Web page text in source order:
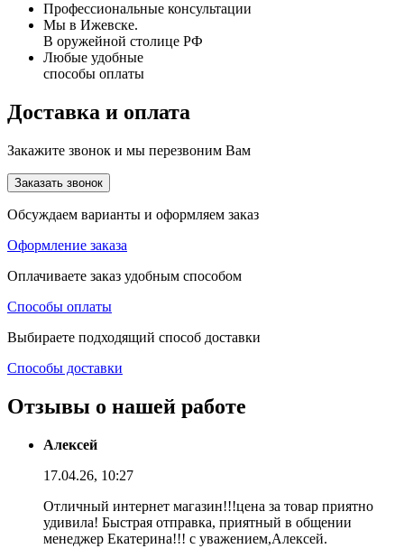
Профессиональные консультации
Мы в Ижевске.
В оружейной столице РФ
Любые удобные
способы оплаты
Доставка и оплата
Закажите звонок и мы перезвоним Вам
Заказать звонок
Обсуждаем варианты и оформляем заказ
Оформление заказа
Оплачиваете заказ удобным способом
Способы оплаты
Выбираете подходящий способ доставки
Способы доставки
Отзывы о нашей работе
Алексей
17.04.26, 10:27
Отличный интернет магазин!!!цена за товар приятно
удивила! Быстрая отправка, приятный в общении
менеджер Екатерина!!! с уважением,Алексей.